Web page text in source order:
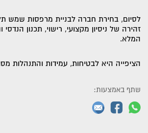
לסיום, בחירת חברה לבניית מרפסות שמש
זהירה של ניסיון מקצועי, רישוי, תכנון
המלא.
הציפייה היא לבטיחות, עמידות והתנהלות
שתף באמצעות: